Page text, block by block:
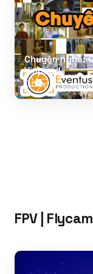
Chuyện nghề:
Vinpearl
Other
FPV | Flycam